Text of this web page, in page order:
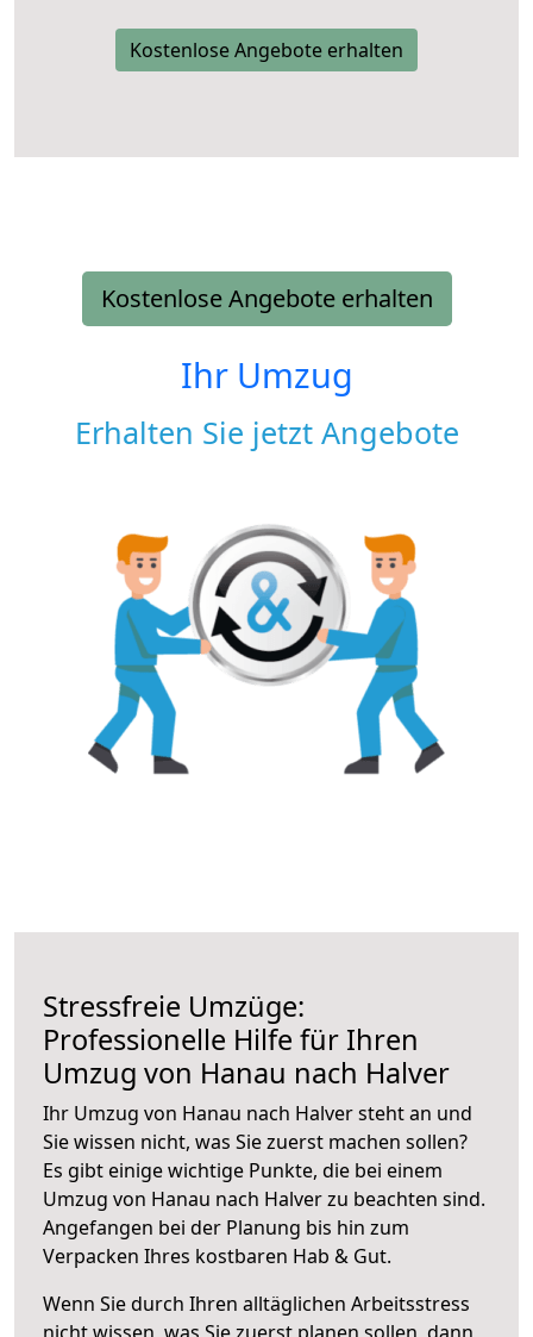
Kostenlose Angebote erhalten
Kostenlose Angebote erhalten
Ihr Umzug
Erhalten Sie jetzt Angebote
Stressfreie Umzüge:
Professionelle Hilfe für Ihren
Umzug von Hanau nach Halver
Ihr Umzug von Hanau nach Halver steht an und
Sie wissen nicht, was Sie zuerst machen sollen?
Es gibt einige wichtige Punkte, die bei einem
Umzug von Hanau nach Halver zu beachten sind.
Angefangen bei der Planung bis hin zum
Verpacken Ihres kostbaren Hab & Gut.
Wenn Sie durch Ihren alltäglichen Arbeitsstress